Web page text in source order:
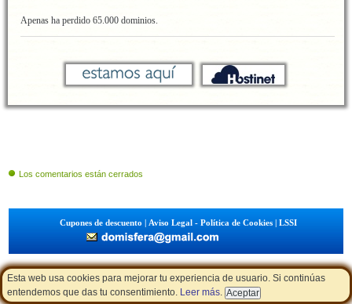
Esta web usa cookies para mejorar tu experiencia de usuario. Si continúas
entendemos que das tu consentimiento. Leer más.
Apenas ha perdido 65.000 dominios.
Los comentarios están cerrados
Cupones de descuento | Aviso Legal - Política de Cookies| LSSI